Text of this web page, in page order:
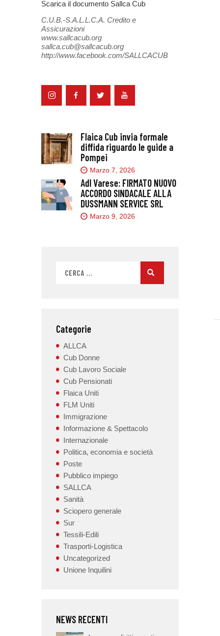
Scarica il documento Sallca Cub
C.U.B.-S.A.L.L.C.A. Credito e
Assicurazioni
www.sallcacub.org
sallca.cub@sallcacub.org
http://www.facebook.com/SALLCACUB
Flaica Cub invia formale
diffida riguardo le guide a
Pompei
Marzo 7, 2026
Adl Varese: FIRMATO NUOVO
ACCORDO SINDACALE ALLA
DUSSMANN SERVICE SRL
Marzo 9, 2026
Categorie
ALLCA
Cub Donne
Cub Lavoro Sociale
Cub Pensionati
Flaica Uniti
FLM Uniti
Immigrazione
Informazione & Spettacolo
Internazionale
Politica, economia e società
Poste
Pubblico impiego
SALLCA
Sanità
Sciopero generale
Sur
Tessili-Edili
Trasporti-Logistica
Uncategorized
Unione Inquilini
NEWS RECENTI